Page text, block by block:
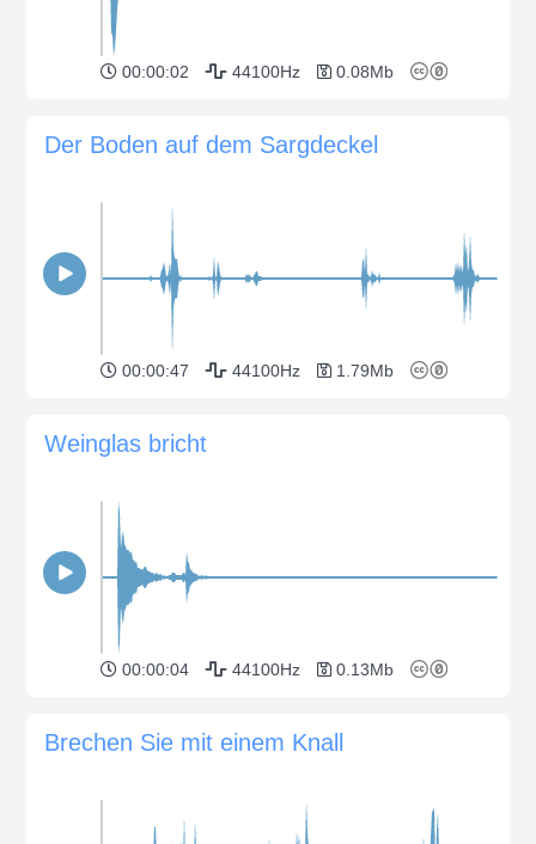
00:00:02 44100Hz 0.08Mb
Der Boden auf dem Sargdeckel
00:00:47 44100Hz 1.79Mb
Weinglas bricht
00:00:04 44100Hz 0.13Mb
Brechen Sie mit einem Knall